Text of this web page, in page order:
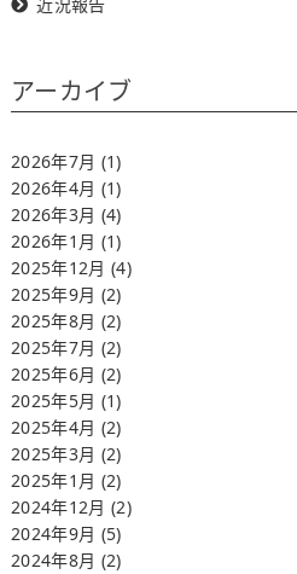
アーカイブ
2026年7月 (1)
2026年4月 (1)
2026年3月 (4)
2026年1月 (1)
2025年12月(4)
2025年9月 (2)
2025年8月 (2)
2025年7月 (2)
2025年6月 (2)
2025年5月 (1)
2025年4月 (2)
2025年3月 (2)
2025年1月 (2)
2024年12月(2)
2024年9月 (5)
2024年8月 (2)